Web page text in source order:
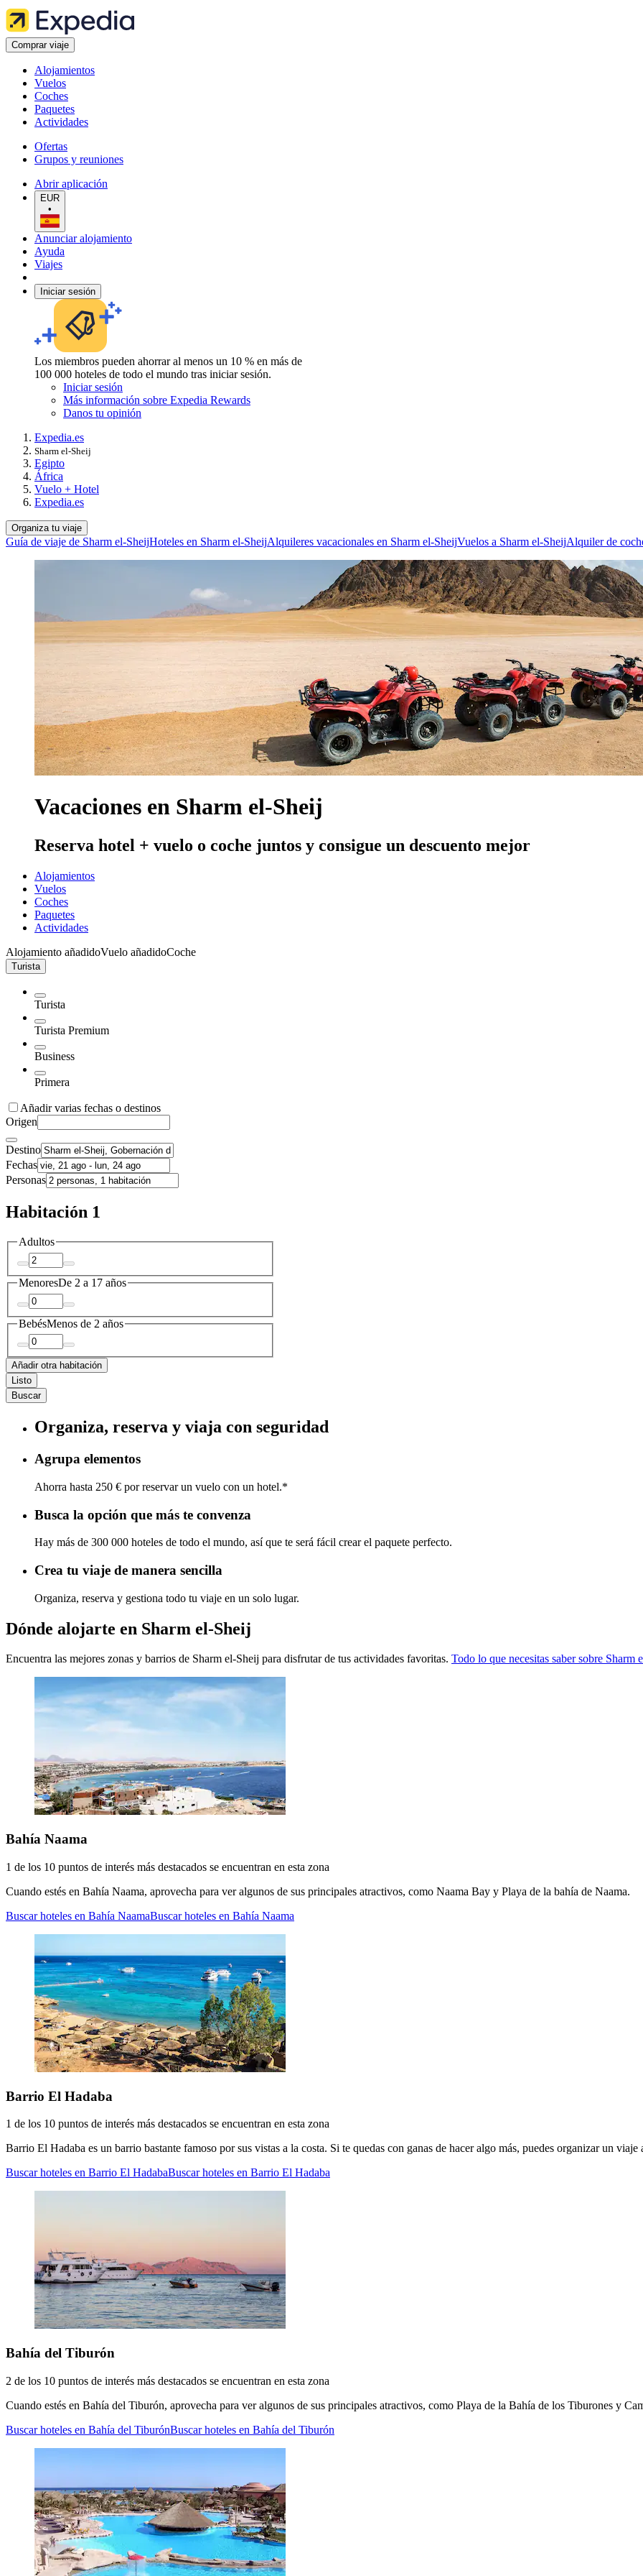
Comprar viaje
Alojamientos
Vuelos
Coches
Paquetes
Actividades
Ofertas
Grupos y reuniones
Abrir aplicación
EUR
•
Anunciar alojamiento
Ayuda
Viajes
Iniciar sesión
Los miembros pueden ahorrar al menos un 10 % en más de
100 000 hoteles de todo el mundo tras iniciar sesión.
Iniciar sesión
Más información sobre Expedia Rewards
Danos tu opinión
Expedia.es
Sharm el-Sheij
Egipto
África
Vuelo + Hotel
Expedia.es
Organiza tu viaje
Guía de viaje de Sharm el-SheijHoteles en Sharm el-SheijAlquileres vacacionales en Sharm el-SheijVuelos a Sharm el-SheijAlquiler de
Vacaciones en Sharm el-Sheij
Reserva hotel + vuelo o coche juntos y consigue un descuento mejor
Alojamientos
Vuelos
Coches
Paquetes
Actividades
Alojamiento añadidoVuelo añadidoCoche
Turista
Turista
Turista Premium
Business
Primera
Añadir varias fechas o destinos
Origen
Destino
Fechas
Personas
Habitación 1
Adultos
MenoresDe 2 a 17 años
BebésMenos de 2 años
Añadir otra habitación
Listo
Buscar
Organiza, reserva y viaja con seguridad
Agrupa elementos
Ahorra hasta 250 € por reservar un vuelo con un hotel.*
Busca la opción que más te convenza
Hay más de 300 000 hoteles de todo el mundo, así que te será fácil crear el paquete perfecto.
Crea tu viaje de manera sencilla
Organiza, reserva y gestiona todo tu viaje en un solo lugar.
Dónde alojarte en Sharm el-Sheij
Encuentra las mejores zonas y barrios de Sharm el-Sheij para disfrutar de tus actividades favoritas. Todo lo que necesitas saber sobre Sharm
Bahía Naama
1 de los 10 puntos de interés más destacados se encuentran en esta zona
Cuando estés en Bahía Naama, aprovecha para ver algunos de sus principales atractivos, como Naama Bay y Playa de la bahía de Naama.
Buscar hoteles en Bahía NaamaBuscar hoteles en Bahía Naama
Barrio El Hadaba
1 de los 10 puntos de interés más destacados se encuentran en esta zona
Barrio El Hadaba es un barrio bastante famoso por sus vistas a la costa. Si te quedas con ganas de hacer algo más, puedes organizar un
Buscar hoteles en Barrio El HadabaBuscar hoteles en Barrio El Hadaba
Bahía del Tiburón
2 de los 10 puntos de interés más destacados se encuentran en esta zona
Cuando estés en Bahía del Tiburón, aprovecha para ver algunos de sus principales atractivos, como Playa de la Bahía de los Tiburones y
Buscar hoteles en Bahía del TiburónBuscar hoteles en Bahía del Tiburón